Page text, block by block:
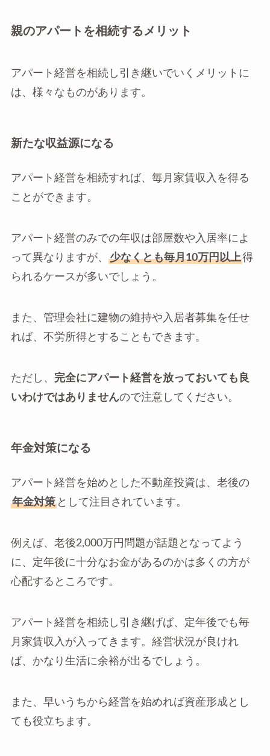
親のアパートを相続するメリット
アパート経営を相続し引き継いでいくメリットに
は、様々なものがあります。
新たな収益源になる
アパート経営を相続すれば、毎月家賃収入を得る
ことができます。
アパート経営のみでの年収は部屋数や入居率によ
って異なりますが、
少なくとも毎月10万円以上得
られるケースが多いでしょう。
また、管理会社に建物の維持や入居者募集を任せ
れば、不労所得とすることもできます。
ただし、 完全にアパート経営を放っておいても良
いわけではありませんので注意してください。
年金対策になる
アパート経営を始めとした不動産投資は、老後の
年金対策として注目されています。
例えば、老後2,000万円問題が話題となってよう
に、定年後に十分なお金があるのかは多くの方が
心配するところです。
アパート経営を相続し引き継げば、定年後でも毎
月家賃収入が入ってきます。経営状況が良けれ
ば、かなり生活に余裕が出るでしょう。
また、早いうちから経営を始めれば資産形成とし
ても役立ちます。